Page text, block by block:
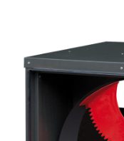
Lighting
Equipment
Complete